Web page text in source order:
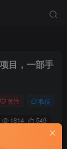
目，一部手
关注 私信
1814 549